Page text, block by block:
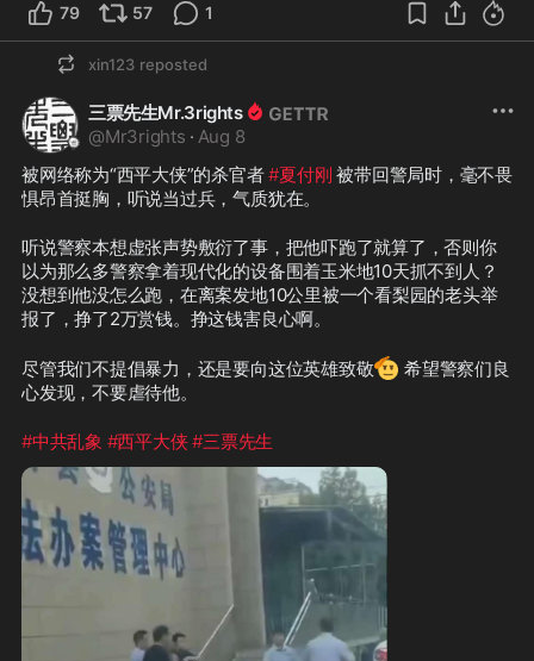
79 57 1
xin123 reposted
三票先生Mr.3rights
@Mr3rights · Aug 8
被网络称为“西平大侠”的杀官者 #夏付刚 被带回警局时，毫不畏
惧昂首挺胸，听说当过兵，气质犹在。
听说警察本想虚张声势敷衍了事，把他吓跑了就算了，否则你
以为那么多警察拿着现代化的设备围着玉米地10天抓不到人？
没想到他没怎么跑，在离案发地10公里被一个看梨园的老头举
报了，挣了2万赏钱。挣这钱害良心啊。
尽管我们不提倡暴力，还是要向这位英雄致敬🫡 希望警察们良
心发现，不要虐待他。
#中共乱象 #西平大侠#三票先生